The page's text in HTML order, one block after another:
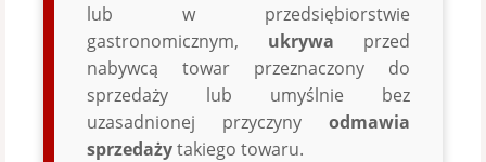
lub w przedsiębiorstwie
gastronomicznym, ukrywa przed
nabywcą towar przeznaczony do
sprzedaży lub umyślnie bez
uzasadnionej przyczyny odmawia
sprzedażytakiego towaru.